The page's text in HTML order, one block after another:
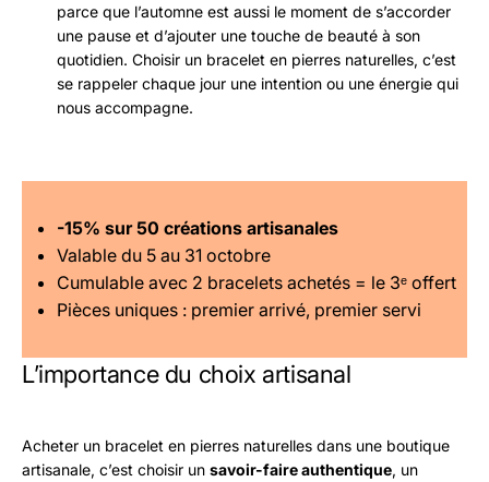
parce que l’automne est aussi le moment de s’accorder
une pause et d’ajouter une touche de beauté à son
quotidien. Choisir un bracelet en pierres naturelles, c’est
se rappeler chaque jour une intention ou une énergie qui
nous accompagne.
-15% sur 50 créations artisanales
Valable du 5 au 31 octobre
Cumulable avec 2 bracelets achetés = le 3ᵉ offert
Pièces uniques : premier arrivé, premier servi
L’importance du choix artisanal
Acheter un bracelet en pierres naturelles dans une boutique
artisanale, c’est choisir un savoir-faire authentique, un